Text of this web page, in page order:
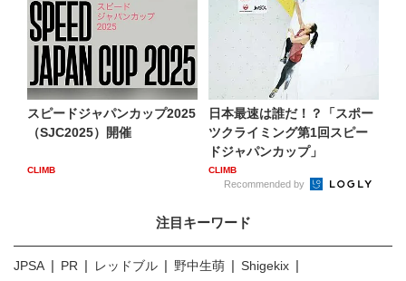
スピードジャパンカップ2025
（SJC2025）開催
CLIMB
日本最速は誰だ！？「スポー
ツクライミング第1回スピー
ドジャパンカップ」
CLIMB
Recommended by
注目キーワード
JPSA PR レッドブル 野中生萌
Shigekix